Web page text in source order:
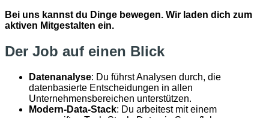
Bei uns kannst du Dinge bewegen. Wir laden dich zum
aktiven Mitgestalten ein.
Der Job auf einen Blick
Datenanalyse: Du führst Analysen durch, die
datenbasierte Entscheidungen in allen
Unternehmensbereichen unterstützen.
Modern-Data-Stack: Du arbeitest mit einem